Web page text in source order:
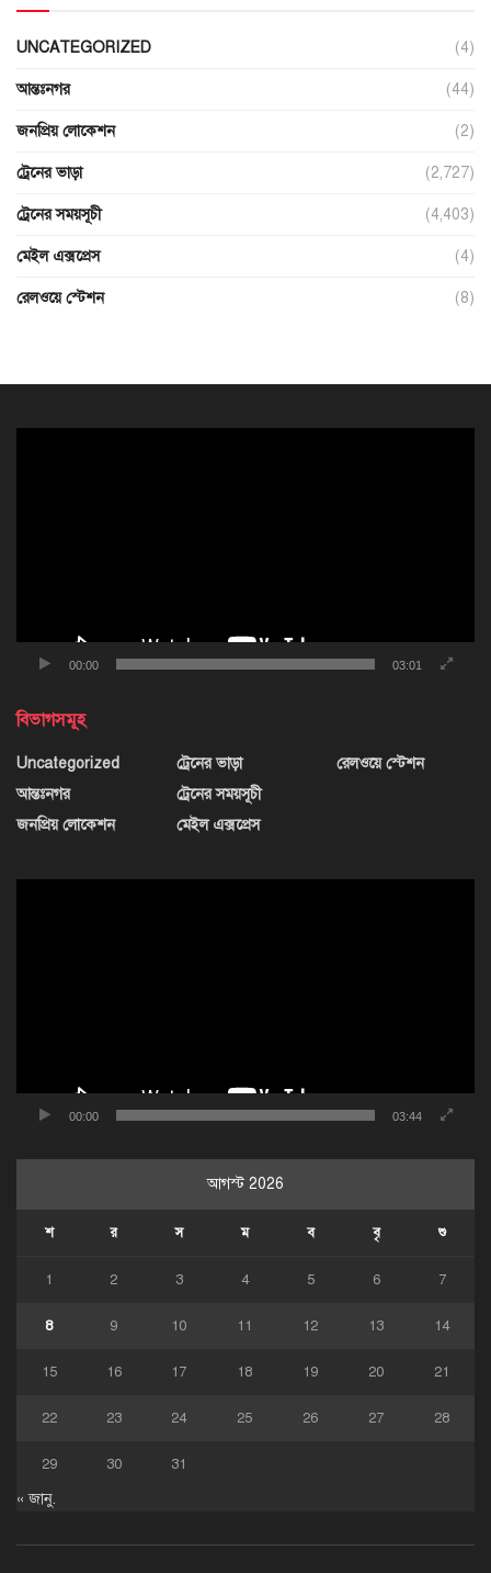
UNCATEGORIZED (4)
আন্তঃনগর (44)
জনপ্রিয় লোকেশন (2)
ট্রেনের ভাড়া (2,727)
ট্রেনের সময়সূচী (4,403)
মেইল এক্সপ্রেস (4)
রেলওয়ে স্টেশন (8)
00:00 03:01
বিভাগসমূহ
Uncategorized
আন্তঃনগর
জনপ্রিয় লোকেশন
ট্রেনের ভাড়া
ট্রেনের সময়সূচী
মেইল এক্সপ্রেস
রেলওয়ে স্টেশন
00:00 03:44
আগস্ট 2026
শ র স ম ব বৃ শু
1 2 3 4 5 6 7
8 9 10 11 12 13 14
15 16 17 18 19 20 21
22 23 24 25 26 27 28
29 30 31
« জানু.